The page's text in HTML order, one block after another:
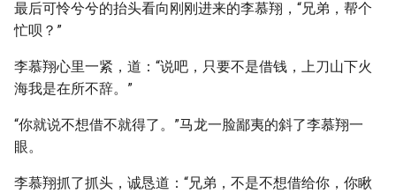
最后可怜兮兮的抬头看向刚刚进来的李慕翔，“兄弟，帮个
忙呗？”
李慕翔心里一紧，道：“说吧，只要不是借钱，上刀山下火
海我是在所不辞。”
“你就说不想借不就得了。”马龙一脸鄙夷的斜了李慕翔一
眼。
李慕翔抓了抓头，诚恳道：“兄弟，不是不想借给你，你瞅